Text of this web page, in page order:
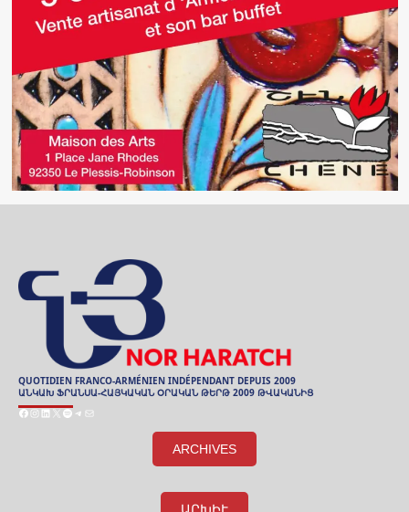
QUOTIDIEN FRANCO-ARMÉNIEN INDÉPENDANT DEPUIS 2009
ԱՆԿԱԽ ՖՐԱՆՍԱ-ՀԱՅԿԱԿԱՆ ՕՐԱԿԱՆ ԹԵՐԹ 2009 ԹՎԱԿԱՆԻՑ
Facebook
Instagram
LinkedIn
X SpotifyTelegram
ARCHIVES